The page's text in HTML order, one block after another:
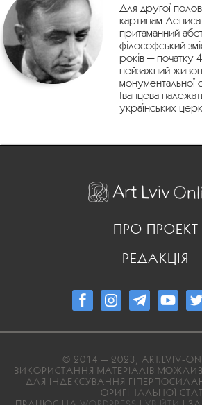
Для другої
картинам
притаманний
філософський
років — початку
пейзажний
монументальної
Іванцева
українських
ПРО ПРОЕКТ
РЕДАКЦІЯ
© 2014 — 2023, ART.LVIV-
ВИКОРИСТАННЯ МАТЕРІАЛІВ
ДЛЯ ІНДЕКСУВАННЯ
ОРИГІНАЛЬНОЇ